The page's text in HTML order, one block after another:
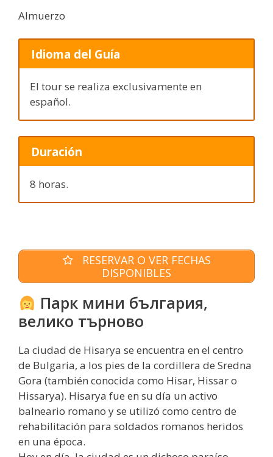
Almuerzo
Idioma del Guía
El tour se realiza exclusivamente en
español.
Duración
8 horas.
RESERVAR O VER FECHAS
DISPONIBLES
Парк мини българия,
велико търново
La ciudad de Hisarya se encuentra en el centro
de Bulgaria, a los pies de la cordillera de Sredna
Gora (también conocida como Hisar, Hissar o
Hissarya). Hisarya fue en su día un activo
balneario romano y se utilizó como centro de
rehabilitación para soldados romanos heridos
en una época.